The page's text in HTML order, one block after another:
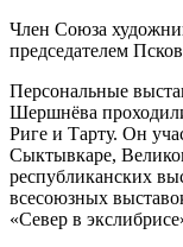
Член Союза
председателем
Персональные
Шершнёва
Риге и Тарту. Он
Сыктывкаре,
республиканских
всесоюзных
«Север в